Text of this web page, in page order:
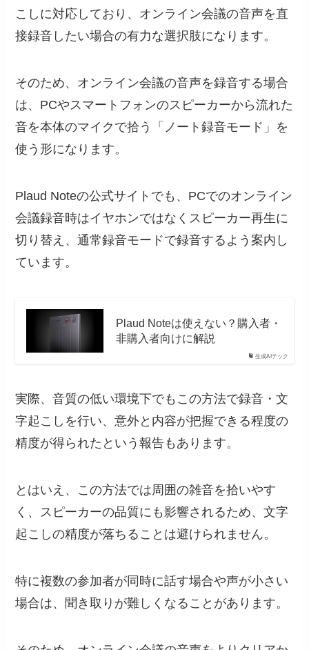
こしに対応しており、オンライン会議の音声を直
接録音したい場合の有力な選択肢になります。
そのため、オンライン会議の音声を録音する場合
は、PCやスマートフォンのスピーカーから流れた
音を本体のマイクで拾う「ノート録音モード」を
使う形になります。
Plaud Noteの公式サイトでも、PCでのオンライン
会議録音時はイヤホンではなくスピーカー再生に
切り替え、通常録音モードで録音するよう案内し
ています。
生成AIテック
Plaud Noteは使えない？購入者・
非購入者向けに解説
実際、音質の低い環境下でもこの方法で録音・文
字起こしを行い、意外と内容が把握できる程度の
精度が得られたという報告もあります。
とはいえ、この方法では周囲の雑音を拾いやす
く、スピーカーの品質にも影響されるため、文字
起こしの精度が落ちることは避けられません。
特に複数の参加者が同時に話す場合や声が小さい
場合は、聞き取りが難しくなることがあります。